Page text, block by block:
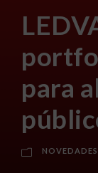
para